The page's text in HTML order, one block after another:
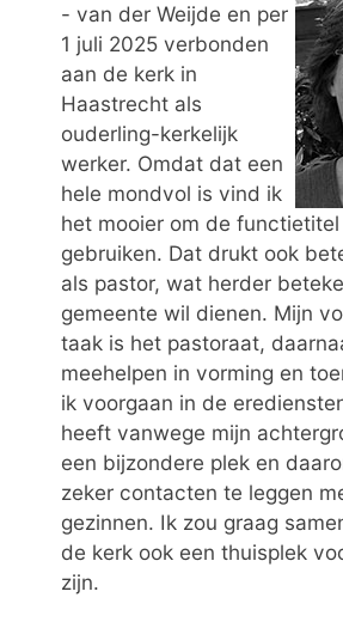
- van der Weijde en per
1 juli 2025 verbonden
aan de kerk in
Haastrecht als
ouderling-kerkelijk
werker. Omdat dat een
hele mondvol is vind ik
het mooier om de functietitel
gebruiken. Dat drukt ook
als pastor, wat herder
gemeente wil dienen. Mijn
taak is het pastoraat,
meehelpen in vorming en
ik voorgaan in de
heeft vanwege mijn
een bijzondere plek en
zeker contacten te leggen
gezinnen. Ik zou graag
de kerk ook een thuisplek
zijn.